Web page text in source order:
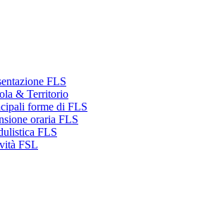
FLS
& Territorio
forme di FLS
oraria FLS
FLS
FSL